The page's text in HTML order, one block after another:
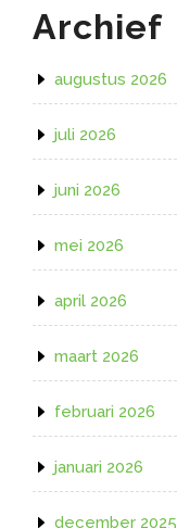
Archief
augustus 2026
juli 2026
juni 2026
mei 2026
april 2026
maart 2026
februari 2026
januari 2026
december 2025